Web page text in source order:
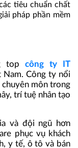
tiêu chuẩn chất
pháp phần mềm
top công ty IT
Nam. Công ty nổi
chuyên môn trong
trí tuệ nhân tạo
và đội ngũ hơn
phục vụ khách
y tế, ô tô và bán